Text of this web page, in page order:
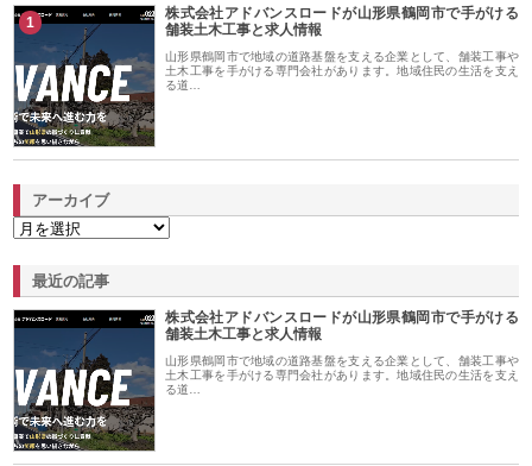
1
株式会社アドバンスロードが山形県鶴岡市で手がける
舗装土木工事と求人情報
山形県鶴岡市で地域の道路基盤を支える企業として、舗装工事や
土木工事を手がける専門会社があります。地域住民の生活を支え
る道…
アーカイブ
最近の記事
株式会社アドバンスロードが山形県鶴岡市で手がける
舗装土木工事と求人情報
山形県鶴岡市で地域の道路基盤を支える企業として、舗装工事や
土木工事を手がける専門会社があります。地域住民の生活を支え
る道…